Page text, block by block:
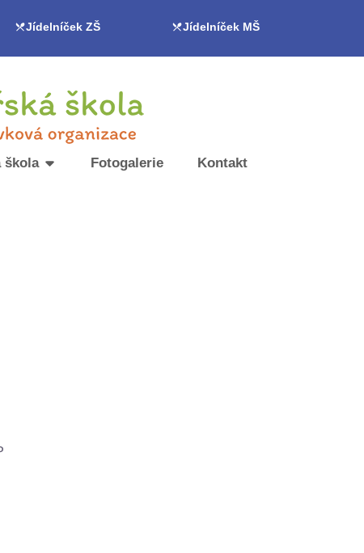
Jídelníček ZŠ Jídelníček MŠ
škola Fotogalerie Kontakt